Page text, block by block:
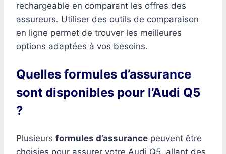
rechargeable en comparant les offres des
assureurs. Utiliser des outils de comparaison
en ligne permet de trouver les meilleures
options adaptées à vos besoins.
Quelles formules d’assurance
sont disponibles pour l’Audi Q5
?
Plusieurs formules d’assurance peuvent être